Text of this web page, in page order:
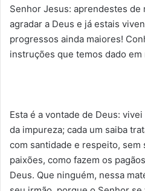
Senhor Jesus: aprendestes
agradar a Deus e já estais
progressos ainda maiores!
instruções que temos dado
Esta é a vontade de Deus:
da impureza; cada um saiba
com santidade e respeito, sem
paixões, como fazem os
Deus. Que ninguém, nessa